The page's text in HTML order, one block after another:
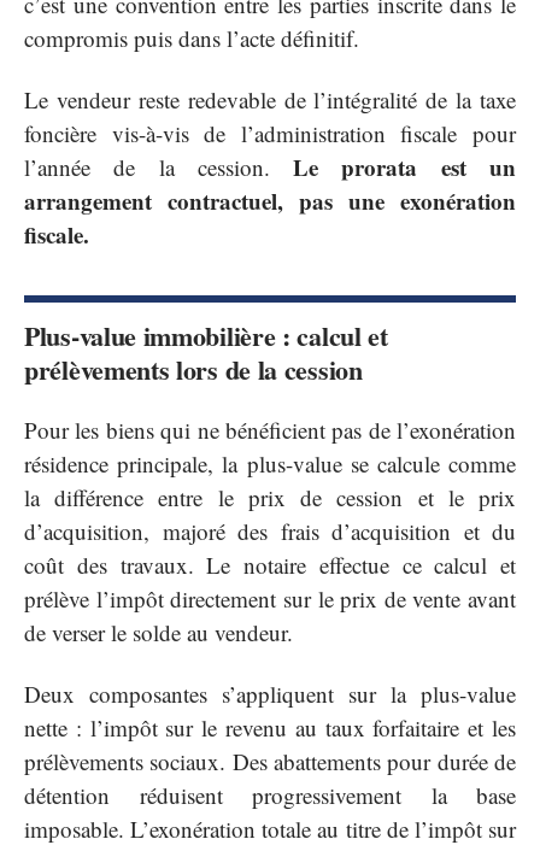
compromis puis dans l’acte définitif.
Le vendeur reste redevable de l’intégralité de la taxe
foncière vis-à-vis de l’administration fiscale pour
l’année de la cession.Le prorata est un
arrangement contractuel, pas une exonération
fiscale.
Plus-value immobilière : calcul et
prélèvements lors de la cession
Pour les biens qui ne bénéficient pas de l’exonération
résidence principale, la plus-value se calcule comme
la différence entre le prix de cession et le prix
d’acquisition, majoré des frais d’acquisition et du
coût des travaux. Le notaire effectue ce calcul et
prélève l’impôt directement sur le prix de vente avant
de verser le solde au vendeur.
Deux composantes s’appliquent sur la plus-value
nette : l’impôt sur le revenu au taux forfaitaire et les
prélèvements sociaux. Des abattements pour durée de
détention réduisent progressivement la base
imposable. L’exonération totale au titre de l’impôt sur